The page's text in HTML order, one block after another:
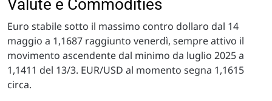
Valute e Commodities
Euro stabile sotto il massimo contro dollaro dal 14
maggio a 1,1687 raggiunto venerdì, sempre attivo il
movimento ascendente dal minimo da luglio 2025 a
1,1411 del 13/3. EUR/USD al momento segna 1,1615
circa.